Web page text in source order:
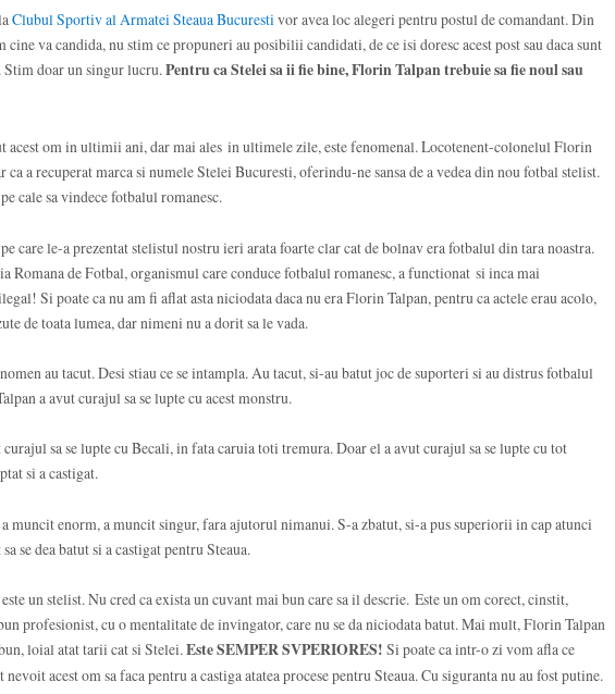
Clubul Sportiv al Armatei Steaua Bucuresti vor avea loc alegeri pentru postul de comandant. Din
cine va candida, nu stim ce propuneri au posibilii candidati, de ce isi doresc acest post sau daca sunt
Stim doar un singur lucru. Pentru ca Stelei sa ii fie bine, Florin Talpan trebuie sa fie noul sau
acest om in ultimii ani, dar mai ales in ultimele zile, este fenomenal. Locotenent-colonelul Florin
ca a recuperat marca si numele Stelei Bucuresti, oferindu-ne sansa de a vedea din nou fotbal stelist.
cale sa vindece fotbalul romanesc.
care le-a prezentat stelistul nostru ieri arata foarte clar cat de bolnav era fotbalul din tara noastra.
Romana de Fotbal, organismul care conduce fotbalul romanesc, a functionat si inca mai
Si poate ca nu am fi aflat asta niciodata daca nu era Florin Talpan, pentru ca actele erau acolo,
de toata lumea, dar nimeni nu a dorit sa le vada.
au tacut. Desi stiau ce se intampla. Au tacut, si-au batut joc de suporteri si au distrus fotbalul
a avut curajul sa se lupte cu acest monstru.
sa se lupte cu Becali, in fata caruia toti tremura. Doar el a avut curajul sa se lupte cu tot
si a castigat.
muncit enorm, a muncit singur, fara ajutorul nimanui. S-a zbatut, si-a pus superiorii in cap atunci
se dea batut si a castigat pentru Steaua.
un stelist. Nu cred ca exista un cuvant mai bun care sa il descrie. Este un om corect, cinstit,
profesionist, cu o mentalitate de invingator, care nu se da niciodata batut. Mai mult, Florin Talpan
loial atat tarii cat si Stelei.Este SEMPER SVPERIORES! Si poate ca intr-o zi vom afla ce
acest om sa faca pentru a castiga atatea procese pentru Steaua. Cu siguranta nu au fost putine.